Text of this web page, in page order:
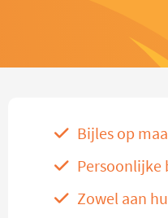
Bijles op
Persoonlijke
Zowel aan